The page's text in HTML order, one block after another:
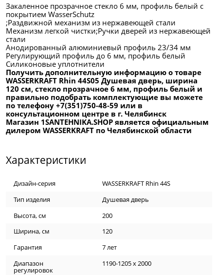
Закаленное прозрачное стекло 6 мм, профиль белый с
покрытием WasserSchutz
;Раздвижной механизм из нержавеющей стали
Механизм легкой чистки;Ручки дверей из нержавеющей
стали
Анодированный алюминиевый профиль 23/34 мм
Регулирующий профиль до 6 мм, профиль белый
Силиконовые уплотнители
Получить дополнительную информацию о товаре
WASSERKRAFT Rhin 44S05 Душевая дверь, ширина
120 см, стекло прозрачное 6 мм, профиль белый и
правильно подобрать комплектующие вы можете
по телефону +7(351)750-48-59 или в
консультационном центре в г. Челябинск
Магазин 1SANTEHNIKA.SHOP является официальным
дилером WASSERKRAFT по Челябинской области
Характеристики
Дизайн-серия
WASSERKRAFT Rhin 44S
Тип изделия
Душевая дверь
Высота, см
200
Ширина, см
120
Гарантия
7 лет
Диапазон
регулировок
1190-1205 х 2000